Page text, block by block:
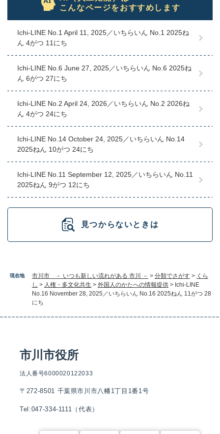
現在地 市川市 － いつも新しい流れがある 市川 － > 分類でさがす > くら
し > 人権・多文化共生 > 外国人のかたへの情報提供 > Ichi-LINE
No.16 November 28, 2025／いちらいん No.16 2025ねん 11がつ 28
にち
こんなページをおすすめします
Ichi-LINE No.1 April 11, 2025／いちらいん No.1 2025ね
ん 4がつ 11にち
Ichi-LINE No.6 June 27, 2025／いちらいん No.6 2025ね
ん 6がつ 27にち
Ichi-LINE No.2 April 24, 2026／いちらいん No.2 2026ね
ん 4がつ 24にち
Ichi-LINE No.14 October 24, 2025／いちらいん No.14
2025ねん 10がつ 24にち
Ichi-LINE No.11 September 12, 2025／いちらいん No.11
2025ねん 9がつ 12にち
見つからないときは
市川市役所
法人番号6000020122033
〒272-8501 千葉県市川市八幡1丁目1番1号
Tel:047-334-1111（代表）